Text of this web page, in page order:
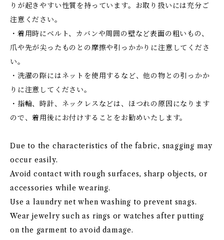
りが起きやすい性質を持っています。お取り扱いには充分ご
注意ください。
・着用時にベルト、カバンや周囲の壁など表面の粗いもの、
爪や先が尖ったものとの摩擦や引っかかりに注意してくださ
い。
・洗濯の際にはネットを使用するなど、他の物との引っかか
りに注意してください。
・指輪、時計、ネックレスなどは、ほつれの原因になります
ので、着用後にお付けすることをお勧めいたします。
Due to the characteristics of the fabric, snagging may
occur easily.
Avoid contact with rough surfaces, sharp objects, or
accessories while wearing.
Use a laundry net when washing to prevent snags.
Wear jewelry such as rings or watches after putting
on the garment to avoid damage.